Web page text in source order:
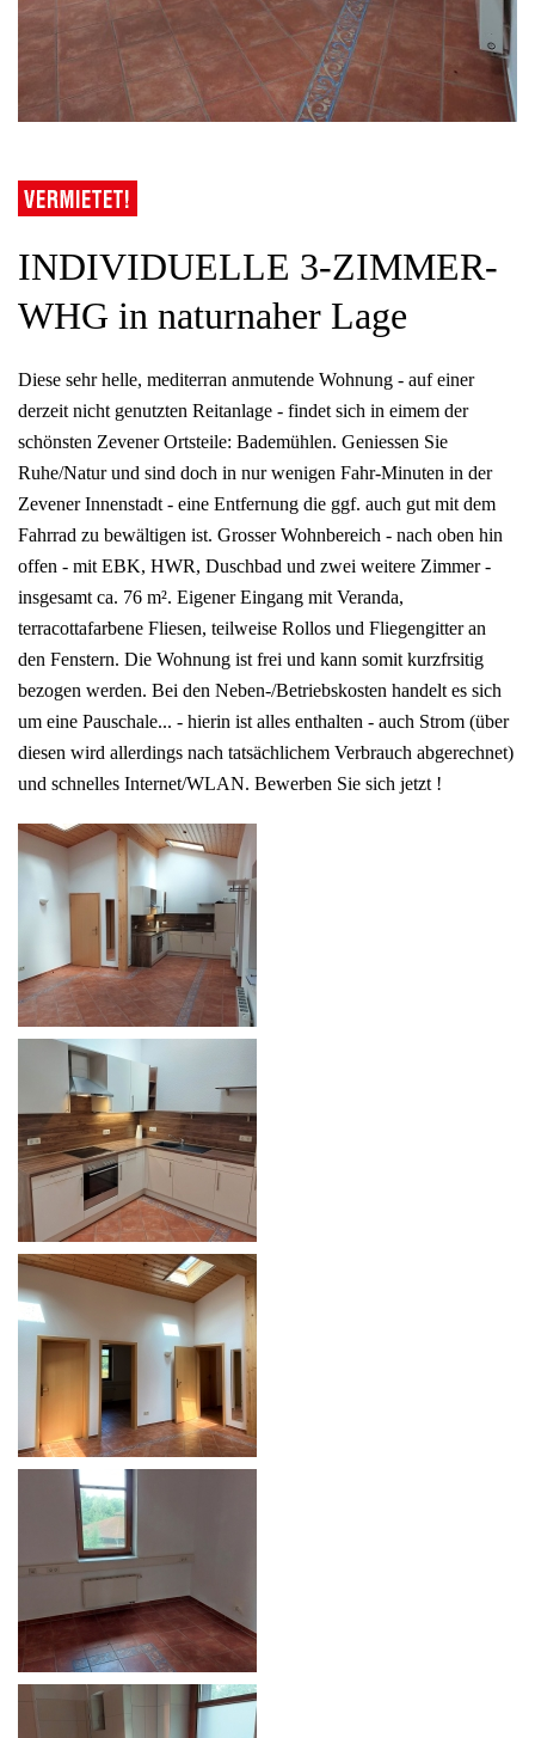
INDIVIDUELLE 3-ZIMMER-
WHG in naturnaher Lage
Diese sehr helle, mediterran anmutende Wohnung - auf einer
derzeit nicht genutzten Reitanlage - findet sich in eimem der
schönsten Zevener Ortsteile: Bademühlen. Geniessen Sie
Ruhe/Natur und sind doch in nur wenigen Fahr-Minuten in der
Zevener Innenstadt - eine Entfernung die ggf. auch gut mit dem
Fahrrad zu bewältigen ist. Grosser Wohnbereich - nach oben hin
offen - mit EBK, HWR, Duschbad und zwei weitere Zimmer -
insgesamt ca. 76 m². Eigener Eingang mit Veranda,
terracottafarbene Fliesen, teilweise Rollos und Fliegengitter an
den Fenstern. Die Wohnung ist frei und kann somit kurzfrsitig
bezogen werden. Bei den Neben-/Betriebskosten handelt es sich
um eine Pauschale... - hierin ist alles enthalten - auch Strom (über
diesen wird allerdings nach tatsächlichem Verbrauch abgerechnet)
und schnelles Internet/WLAN. Bewerben Sie sich jetzt !